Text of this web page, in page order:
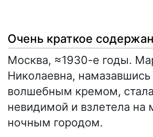
Очень краткое
Москва, ≈1930-е годы.
Николаевна, намазавшись
волшебным кремом, стала
невидимой и взлетела на
ночным городом.